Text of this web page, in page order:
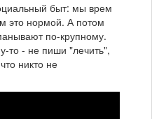
быт: мы врем
это нормой. А потом
по-крупному.
то - не пиши "лечить",
никто не